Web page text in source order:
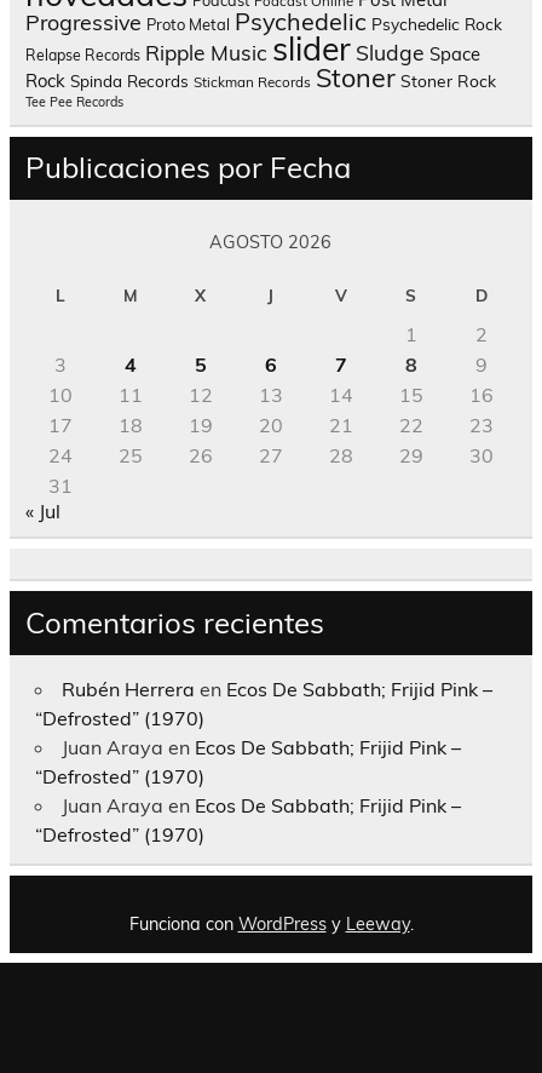
Progressive Proto Metal Psychedelic Psychedelic Rock
Relapse Records Ripple Music slider Sludge Space
Rock Spinda Records Stickman Records Stoner Stoner Rock
Tee Pee Records
Publicaciones por Fecha
AGOSTO 2026
L M X J V S D
1
2
3
4 5 6 7 8
9
10
11 12 13 14 15
16
17
18 19 20 21 22
23
24
25 26 27 28 29
30
31
« Jul
Comentarios recientes
Rubén Herrera en Ecos De Sabbath; Frijid Pink –
“Defrosted” (1970)
Juan Araya en Ecos De Sabbath; Frijid Pink –
“Defrosted” (1970)
Juan Araya en Ecos De Sabbath; Frijid Pink –
“Defrosted” (1970)
Funciona con WordPressy Leeway.